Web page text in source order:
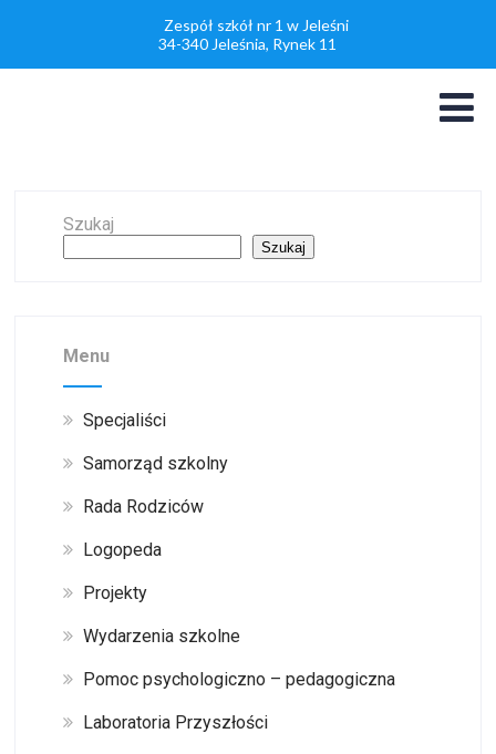
Zespół szkół nr 1 w Jeleśni
34-340 Jeleśnia, Rynek 11
Szukaj
Szukaj
Menu
Specjaliści
Samorząd szkolny
Rada Rodziców
Logopeda
Projekty
Wydarzenia szkolne
Pomoc psychologiczno – pedagogiczna
Laboratoria Przyszłości